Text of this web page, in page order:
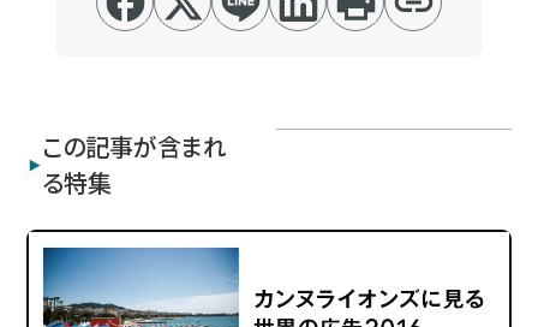
この記事が含まれ
る特集